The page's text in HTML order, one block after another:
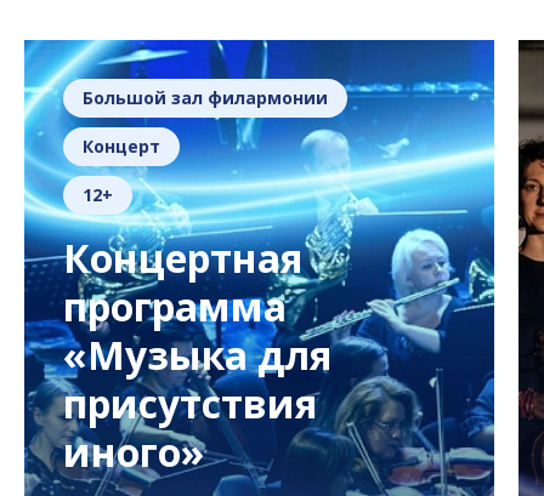
Большой зал филармонии
Концерт
12+
Концертная
программа
«Музыка для
присутствия
иного»